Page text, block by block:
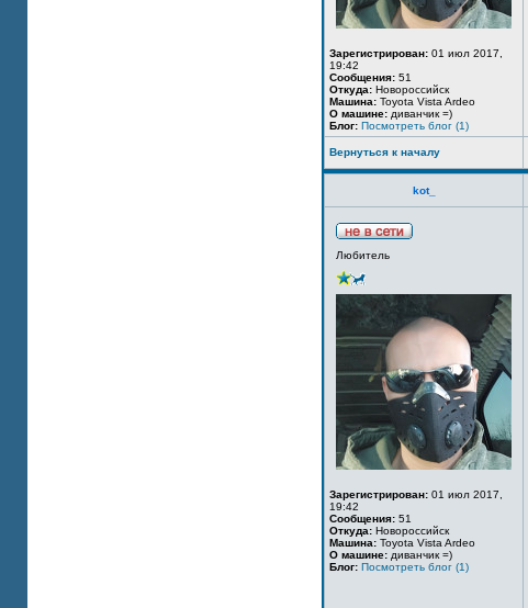
Зарегистрирован: 01 июл 2017,
19:42
Сообщения: 51
Откуда: Новороссийск
Машина: Toyota Vista Ardeo
О машине: диванчик =)
Блог: Посмотреть блог (1)
Вернуться к началу
kot_
Любитель
Зарегистрирован: 01 июл 2017,
19:42
Сообщения: 51
Откуда: Новороссийск
Машина: Toyota Vista Ardeo
О машине: диванчик =)
Блог: Посмотреть блог (1)